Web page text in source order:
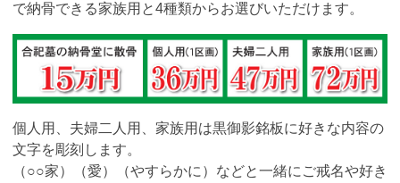
で納骨できる家族用と4種類からお選びいただけます。
個人用、夫婦二人用、家族用は黒御影銘板に好きな内容の
文字を彫刻します。
（○○家）（愛）（やすらかに）などと一緒にご戒名や好き